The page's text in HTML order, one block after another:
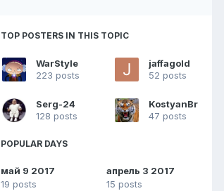
TOP POSTERS IN THIS TOPIC
WarStyle
223 posts
jaffagold
52 posts
Serg-24
128 posts
KostyanBr
47 posts
POPULAR DAYS
май 9 2017
19 posts
апрель 3 2017
15 posts